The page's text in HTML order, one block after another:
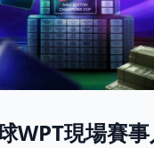
WPT現場賽